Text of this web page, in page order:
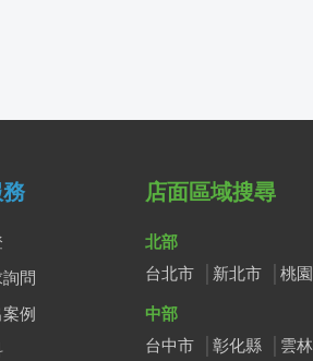
問
例
店面區域搜尋
北部
台北市
新北市 桃
中部
台中市
彰化縣 雲